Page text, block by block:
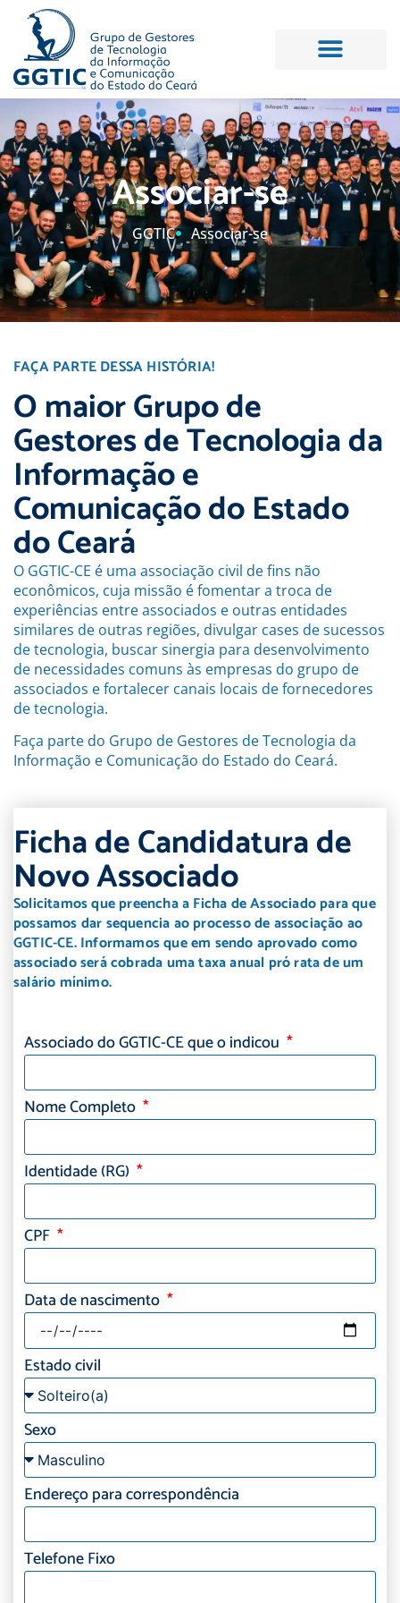
Associar-se
GGTIC Associar-se
FAÇA PARTE DESSA HISTÓRIA!
O maior Grupo de
Gestores de Tecnologia da
Informação e
Comunicação do Estado
do Ceará
O GGTIC-CE é uma associação civil de fins não
econômicos, cuja missão é fomentar a troca de
experiências entre associados e outras entidades
similares de outras regiões, divulgar cases de sucessos
de tecnologia, buscar sinergia para desenvolvimento
de necessidades comuns às empresas do grupo de
associados e fortalecer canais locais de fornecedores
de tecnologia.
Faça parte do Grupo de Gestores de Tecnologia da
Informação e Comunicação do Estado do Ceará.
Ficha de Candidatura de
Novo Associado
Solicitamos que preencha a Ficha de Associado para que
possamos dar sequencia ao processo de associação ao
GGTIC-CE. Informamos que em sendo aprovado como
associado será cobrada uma taxa anual pró rata de um
salário mínimo.
Associado do GGTIC-CE que o indicou
Nome Completo
Identidade (RG)
CPF
Data de nascimento
Estado civil
Sexo
Endereço para correspondência
Telefone Fixo